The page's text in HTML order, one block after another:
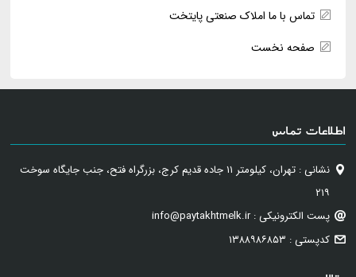
تماس با ما املاک صنعتی پایتخت
صفحه نخست
اطلاعات تماس
نشانی : تهران، کیلومتر ۱۱ جاده قدیم کرج، بزرگراه فتح، جنب جایگاه سوخت
۲۱۹
پست الکترونیکی : info@paytakhtmelk.ir
کدپستی : ۱۳۸۸۹۸۶۸۵۳